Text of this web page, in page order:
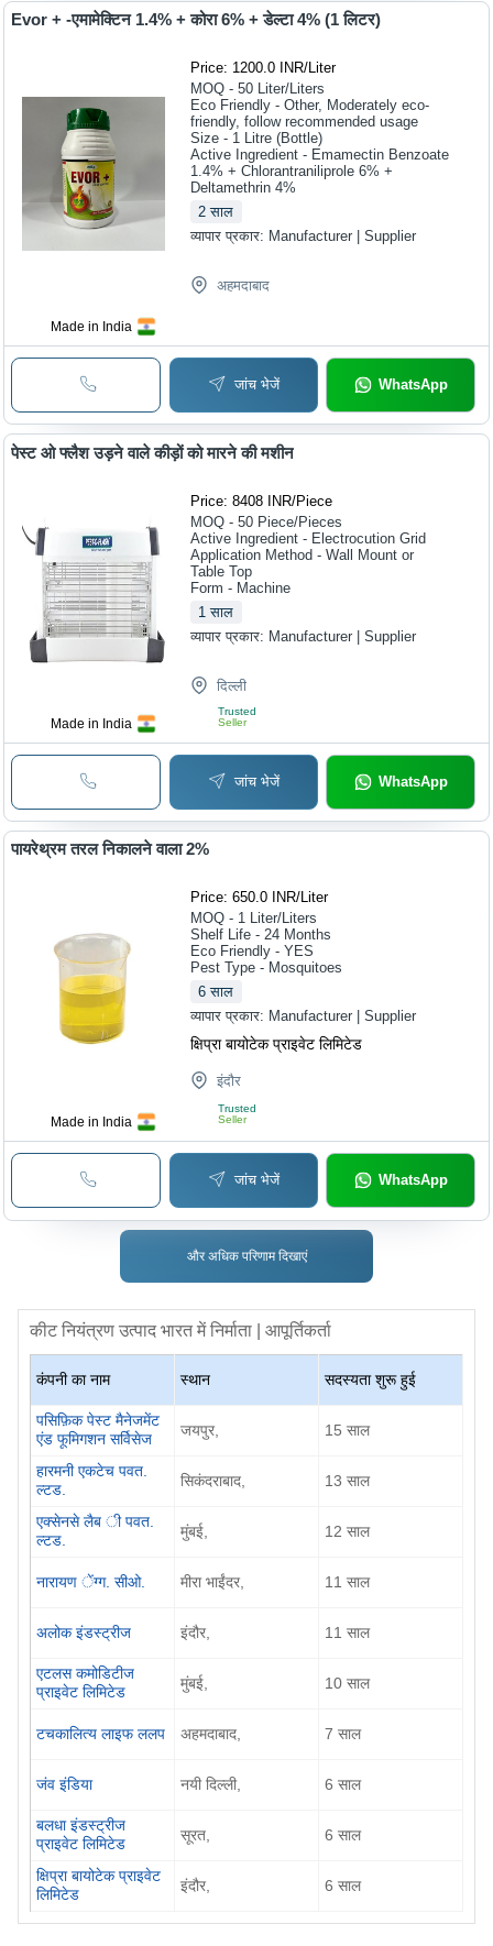
Made in India
Evor + -एमामेक्टिन 1.4% + कोरा 6% + डेल्टा 4% (1 लिटर)
Price: 1200.0 INR/Liter
MOQ - 50 Liter/Liters
Eco Friendly - Other, Moderately eco-
friendly, follow recommended usage
Size - 1 Litre (Bottle)
Active Ingredient - Emamectin Benzoate
1.4% + Chlorantraniliprole 6% +
Deltamethrin 4%
2 साल
व्यापार प्रकार: Manufacturer | Supplier
अहमदाबाद
जांच भेजें WhatsApp
Made in India
पेस्ट ओ फ्लैश उड़ने वाले कीड़ों को मारने की मशीन
Price: 8408 INR/Piece
MOQ - 50 Piece/Pieces
Active Ingredient - Electrocution Grid
Application Method - Wall Mount or
Table Top
Form - Machine
1 साल
व्यापार प्रकार: Manufacturer | Supplier
दिल्ली
Trusted
Seller
जांच भेजें WhatsApp
Made in India
पायरेथ्रम तरल निकालने वाला 2%
Price: 650.0 INR/Liter
MOQ - 1 Liter/Liters
Shelf Life - 24 Months
Eco Friendly - YES
Pest Type - Mosquitoes
6 साल
व्यापार प्रकार: Manufacturer | Supplier
क्षिप्रा बायोटेक प्राइवेट लिमिटेड
इंदौर
Trusted
Seller
जांच भेजें WhatsApp
और अधिक परिणाम दिखाएं
कीट नियंत्रण उत्पाद भारत में निर्माता | आपूर्तिकर्ता
कंपनी का नाम स्थान सदस्यता शुरू हुई
पसिफ़िक पेस्ट मैनेजमेंट
एंड फूमिगशन सर्विसेज
जयपुर, 15 साल
हारमनी एकटेच पवत.
ल्टड.
सिकंदराबाद, 13 साल
एक्सेनसे लैब ी पवत.
ल्टड.
मुंबई, 12 साल
नारायण ेंग्ग. सीओ. मीरा भाईंदर, 11 साल
अलोक इंडस्ट्रीज इंदौर, 11 साल
एटलस कमोडिटीज
प्राइवेट लिमिटेड
मुंबई, 10 साल
टचकालित्य लाइफ ललप अहमदाबाद, 7 साल
जंव इंडिया नयी दिल्ली, 6 साल
बलधा इंडस्ट्रीज
प्राइवेट लिमिटेड
सूरत, 6 साल
क्षिप्रा बायोटेक प्राइवेट
लिमिटेड
इंदौर, 6 साल